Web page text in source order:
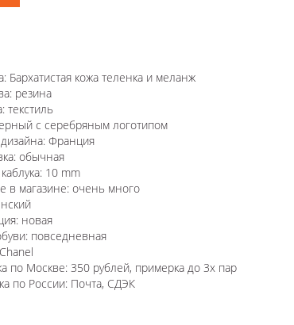
Бархатистая кожа теленка и меланж
резина
текстиль
с серебряным логотипом
Франция
обычная
10 mm
в магазине: очень много
новая
повседневная
по Москве: 350 рублей, примерка до 3х пар
по России: Почта, СДЭК